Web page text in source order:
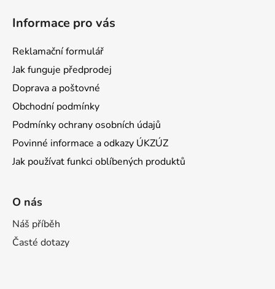
Informace pro vás
Reklamační formulář
Jak funguje předprodej
Doprava a poštovné
Obchodní podmínky
Podmínky ochrany osobních údajů
Povinné informace a odkazy ÚKZÚZ
Jak používat funkci oblíbených produktů
O nás
Náš příběh
Časté dotazy